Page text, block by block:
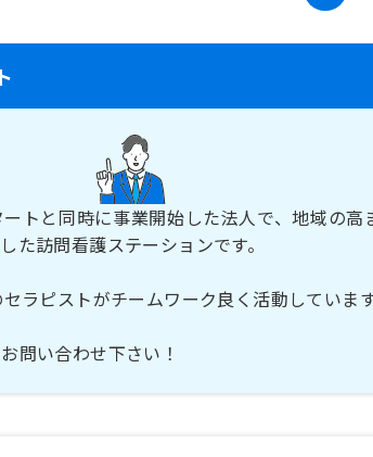
トと同時に事業開始した法人で、地域の高
た訪問看護ステーションです。
ラピストがチームワーク良く活動していま
問い合わせ下さい！